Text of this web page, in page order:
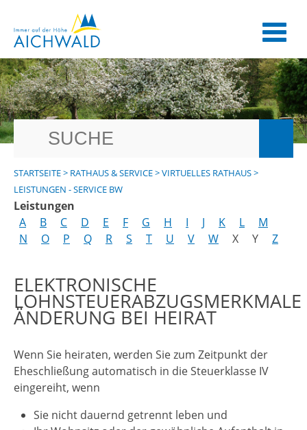
STARTSEITE> RATHAUS & SERVICE>VIRTUELLES RATHAUS>
LEISTUNGEN - SERVICE BW
Leistungen
A
B C D E F G H I J K L
M
N
O P Q R S T U V W X Y Z
ELEKTRONISCHE
LOHNSTEUERABZUGSMERKMALE
ÄNDERUNG BEI HEIRAT
Wenn Sie heiraten, werden Sie zum Zeitpunkt der
Eheschließung automatisch in die Steuerklasse IV
eingereiht, wenn
Sie nicht dauernd getrennt leben und